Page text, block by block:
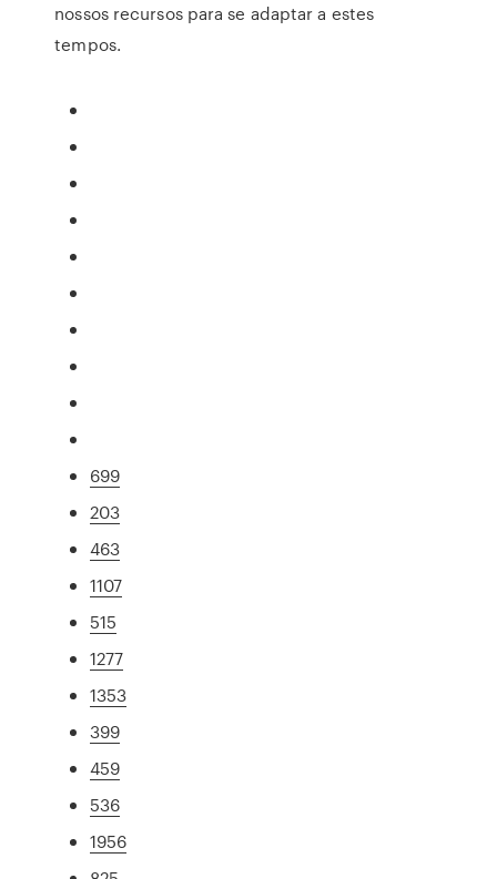
nossos recursos para se adaptar a estes
tempos.
699
203
463
1107
515
1277
1353
399
459
536
1956